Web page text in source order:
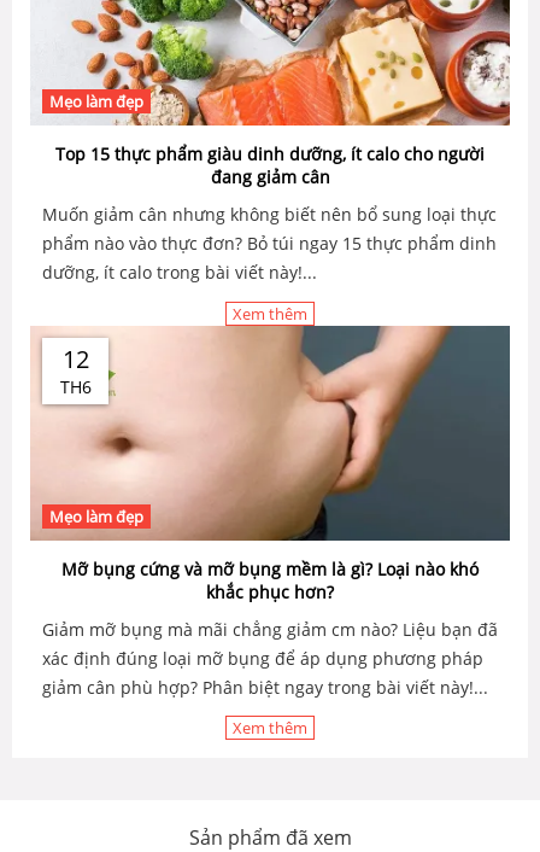
Mẹo làm đẹp
Top 15 thực phẩm giàu dinh dưỡng, ít calo cho người
đang giảm cân
Muốn giảm cân nhưng không biết nên bổ sung loại thực
phẩm nào vào thực đơn? Bỏ túi ngay 15 thực phẩm dinh
dưỡng, ít calo trong bài viết này!...
Xem thêm
12
TH6
Mẹo làm đẹp
Mỡ bụng cứng và mỡ bụng mềm là gì? Loại nào khó
khắc phục hơn?
Giảm mỡ bụng mà mãi chẳng giảm cm nào? Liệu bạn đã
xác định đúng loại mỡ bụng để áp dụng phương pháp
giảm cân phù hợp? Phân biệt ngay trong bài viết này!...
Xem thêm
Sản phẩm đã xem